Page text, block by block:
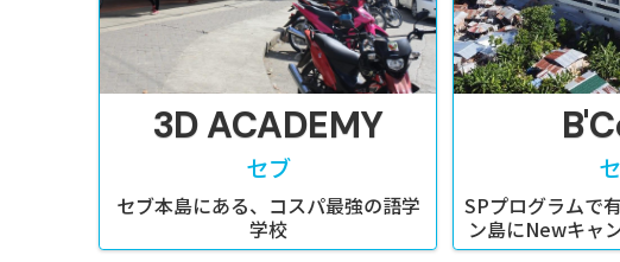
3D ACADEMY
セブ
セブ本島にある、コスパ最強の語学
学校
SPプログラムで
ン島にNewキャ